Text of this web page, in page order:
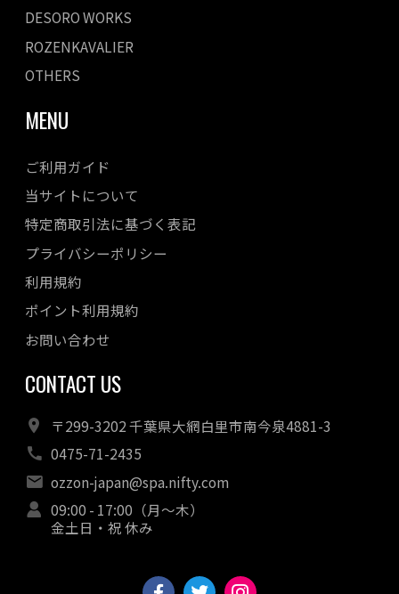
DESORO WORKS
ROZENKAVALIER
OTHERS
MENU
ご利用ガイド
当サイトについて
特定商取引法に基づく表記
プライバシーポリシー
利用規約
ポイント利用規約
お問い合わせ
CONTACT US
〒299-3202 千葉県大網白里市南今泉4881-3
0475-71-2435
ozzon-japan@spa.nifty.com
09:00 - 17:00（月～木）
金土日・祝 休み